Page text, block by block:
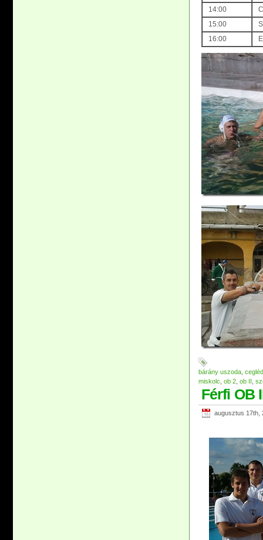
14:00
15:00
16:00
bárány uszoda cegléd
miskolc ob 2 ob II
Férfi OB
augusztus 17th,